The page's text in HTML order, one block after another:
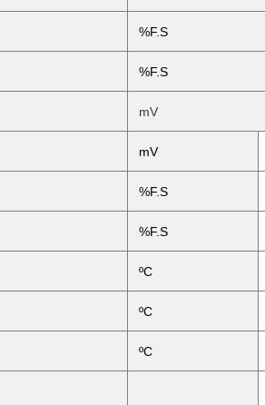
%F.S
%F.S
mV
mV
%F.S
%F.S
ºC
ºC
ºC